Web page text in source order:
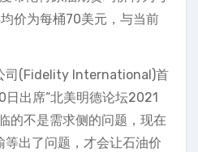
价为每桶70美元，与当前
司(Fidelity International)首
日出席“北美明德论坛2021
的不是需求侧的问题，现在
出了问题，才会让石油价